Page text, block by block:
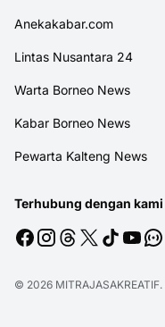
Anekakabar.com
Lintas Nusantara 24
Warta Borneo News
Kabar Borneo News
Pewarta Kalteng News
Terhubung dengan kami
© 2026 MITRAJASAKREATIF